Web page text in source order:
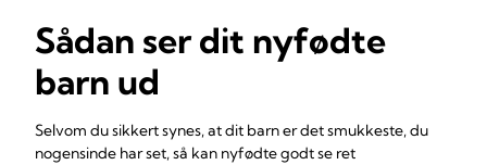
Sådan ser dit nyfødte
barn ud
Selvom du sikkert synes, at dit barn er det smukkeste, du
nogensinde har set, så kan nyfødte godt se ret